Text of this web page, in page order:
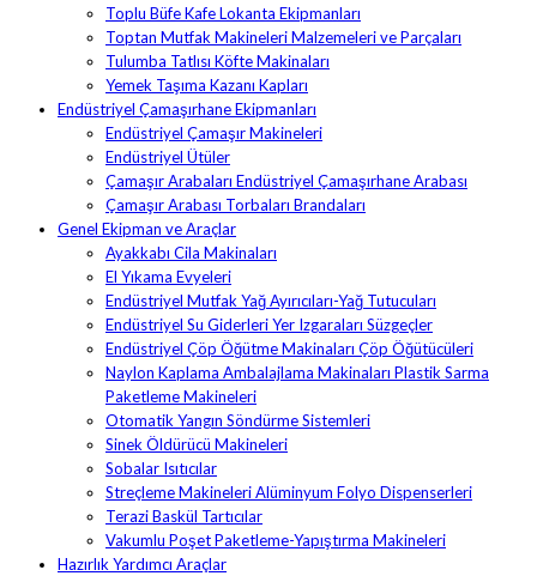
Toplu Büfe Kafe Lokanta Ekipmanları
Toptan Mutfak Makineleri Malzemeleri ve Parçaları
Tulumba Tatlısı Köfte Makinaları
Yemek Taşıma Kazanı Kapları
Endüstriyel Çamaşırhane Ekipmanları
Endüstriyel Çamaşır Makineleri
Endüstriyel Ütüler
Çamaşır Arabaları Endüstriyel Çamaşırhane Arabası
Çamaşır Arabası Torbaları Brandaları
Genel Ekipman ve Araçlar
Ayakkabı Cila Makinaları
El Yıkama Evyeleri
Endüstriyel Mutfak Yağ Ayırıcıları-Yağ Tutucuları
Endüstriyel Su Giderleri Yer Izgaraları Süzgeçler
Endüstriyel Çöp Öğütme Makinaları Çöp Öğütücüleri
Naylon Kaplama Ambalajlama Makinaları Plastik Sarma
Paketleme Makineleri
Otomatik Yangın Söndürme Sistemleri
Sinek Öldürücü Makineleri
Sobalar Isıtıcılar
Streçleme Makineleri Alüminyum Folyo Dispenserleri
Terazi Baskül Tartıcılar
Vakumlu Poşet Paketleme-Yapıştırma Makineleri
Hazırlık Yardımcı Araçlar